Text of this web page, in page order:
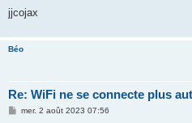
jjcojax
Béo
Re: WiFi ne se connecte plus
Mmer. 2 août 2023 07:56